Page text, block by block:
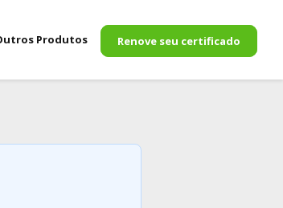
Produtos Renove seu certificado